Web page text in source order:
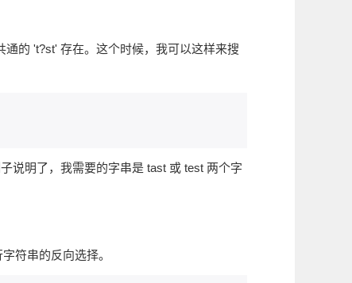
的 't?st' 存在。这个时候，我可以这样来搜
说明了，我需要的字串是 tast 或 test 两个字
符串的反向选择。